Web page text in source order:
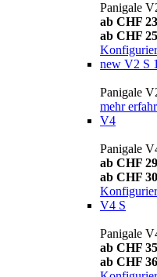
Panigale
ab CHF
ab CHF
new V2 S
Panigale
mehr
V4
Panigale
ab CHF
ab CHF
V4 S
Panigale
ab CHF
ab CHF